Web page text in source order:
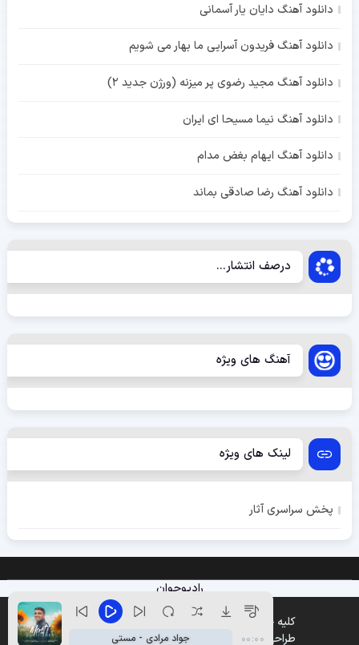
دانلود آهنگ دایان یار آسمانی
دانلود آهنگ فریدون آسرایی ما بهار می شویم
دانلود آهنگ مجید رضوی پر میزنه (ورژن جدید 2)
دانلود آهنگ نیما مسیحا ای ایران
دانلود آهنگ ایهام بغض مدام
دانلود آهنگ رضا صادقی بماند
درصف انتشار...
آهنگ های ویژه
لینک های ویژه
پخش سراسری آثار
رادیوجوان
کلیه حقوق متعلق به وب سایت پخش موزیک میباشد
طراحی و پشتیبانی :
وین تم
جواد مرادی - مستی 00:00